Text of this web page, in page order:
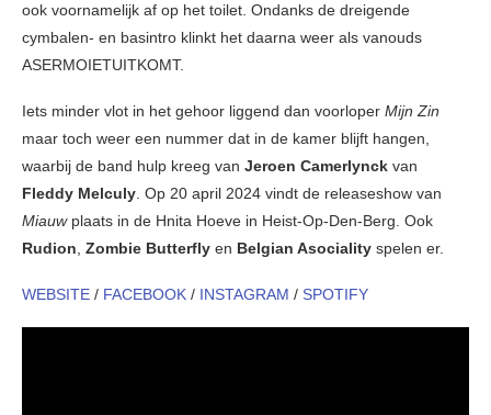
ook voornamelijk af op het toilet. Ondanks de dreigende
cymbalen- en basintro klinkt het daarna weer als vanouds
ASERMOIETUITKOMT.
Iets minder vlot in het gehoor liggend dan voorloper Mijn Zin
maar toch weer een nummer dat in de kamer blijft hangen,
waarbij de band hulp kreeg van Jeroen Camerlynck van
Fleddy Melculy. Op 20 april 2024 vindt de releaseshow van
Miauwplaats in de Hnita Hoeve in Heist-Op-Den-Berg. Ook
Rudion, Zombie Butterfly en Belgian Asociality spelen er.
WEBSITE / FACEBOOK / INSTAGRAM / SPOTIFY